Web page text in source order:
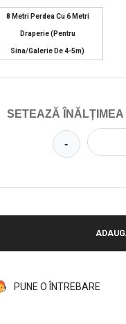
8 Metri Perdea Cu 6 Metri
Draperie (pentru
Sina/galerie De 4-5m)
SETEAZĂ
-
PUNE O ÎNTREBARE